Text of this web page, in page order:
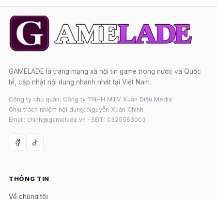
GAMELADE là trang mạng xã hội tin game trong nước và Quốc
tế, cập nhật nội dung nhanh nhất tại Việt Nam.
Công ty chủ quản: Công ty TNHH MTV Xuân Diệu Media
Chịu trách nhiệm nội dung: Nguyễn Xuân Chính
Email: chinh@gamelade.vn · SĐT: 0325563003
THÔNG TIN
Về chúng tôi